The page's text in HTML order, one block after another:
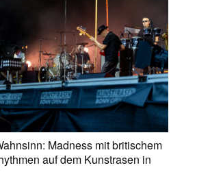
Madness mit britischem
auf dem Kunstrasen in